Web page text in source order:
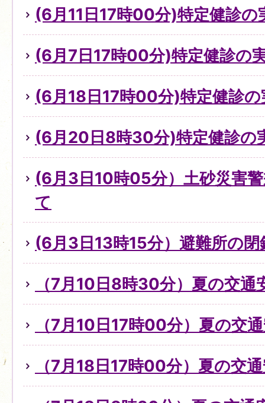
(6月11日17時00分)特定健診の
(6月7日17時00分)特定健診の
(6月18日17時00分)特定健診
(6月20日8時30分)特定健診の
(6月3日10時05分）土砂災害
て
(6月3日13時15分）避難所の
（7月10日8時30分）夏の交通
（7月10日17時00分）夏の交
（7月18日17時00分）夏の交